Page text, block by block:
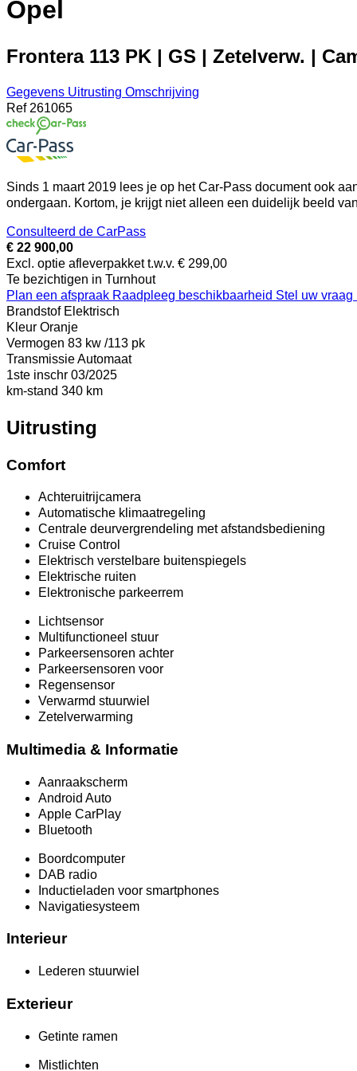
Opel
Frontera 113 PK | GS | Zetelverw. |
Gegevens Uitrusting Omschrijving
Ref 261065
Sinds 1 maart 2019 lees je op het Car-Pass document ook
ondergaan. Kortom, je krijgt niet alleen een duidelijk beeld
Consulteerd de CarPass
€ 22 900,00
Excl. optie afleverpakket t.w.v. € 299,00
Te bezichtigen in Turnhout
Plan een afspraak Raadpleeg beschikbaarheid Stel uw vraag
Brandstof Elektrisch
Kleur Oranje
Vermogen 83 kw /113 pk
TransmissieAutomaat
1ste inschr 03/2025
km-stand 340 km
Uitrusting
Comfort
Achteruitrijcamera
Automatische klimaatregeling
Centrale deurvergrendeling met afstandsbediening
Cruise Control
Elektrisch verstelbare buitenspiegels
Elektrische ruiten
Elektronische parkeerrem
Lichtsensor
Multifunctioneel stuur
Parkeersensoren achter
Parkeersensoren voor
Regensensor
Verwarmd stuurwiel
Zetelverwarming
Multimedia & Informatie
Aanraakscherm
Android Auto
Apple CarPlay
Bluetooth
Boordcomputer
DAB radio
Inductieladen voor smartphones
Navigatiesysteem
Interieur
Lederen stuurwiel
Exterieur
Getinte ramen
Mistlichten